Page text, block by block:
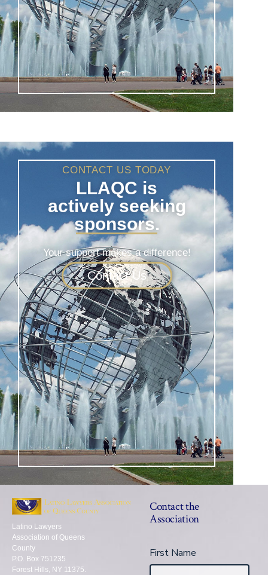
CONTACT US TODAY
LLAQC is
actively seeking
sponsors.
Your support makes a difference!
Contact Us
Latino Lawyers
Association of Queens
County
P.O. Box 751235
Forest Hills, NY 11375.
Contact the
Association
First Name